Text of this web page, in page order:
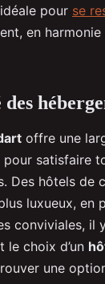
idéale pour se
en
offre une
pour satisfaire
Des hôtels de
luxueux, en
conviviales, il
le choix d’un
une